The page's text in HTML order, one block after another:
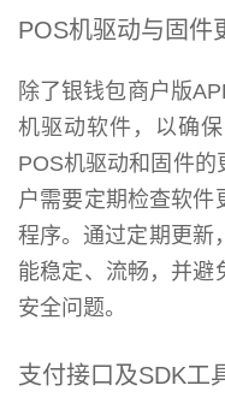
POS机驱动与固件
除了银钱包商户版
机驱动软件，以确
POS机驱动和固件
户需要定期检查软件
程序。通过定期更新
能稳定、流畅，并避
安全问题。
支付接口及SDK工